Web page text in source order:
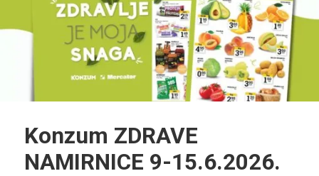
Konzum ZDRAVE
NAMIRNICE 9-15.6.2026.